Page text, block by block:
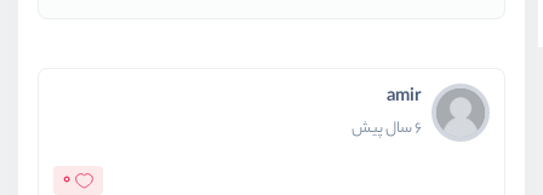
amir
6 سال پیش
0